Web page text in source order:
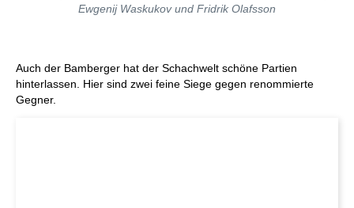
Ewgenij Waskukov und Fridrik Olafsson
Auch der Bamberger hat der Schachwelt schöne Partien
hinterlassen. Hier sind zwei feine Siege gegen renommierte
Gegner.